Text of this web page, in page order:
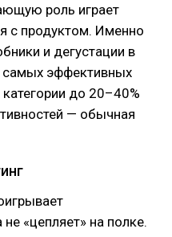
роль играет
с продуктом. Именно
и дегустации в
самых эффективных
до 20–40%
— обычная
«цепляет» на полке.